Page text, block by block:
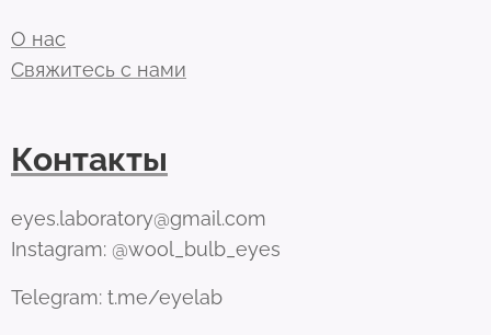
О нас
Свяжитесь с нами
Контакты
eyes.laboratory@gmail.com
Instagram: @wool_bulb_eyes
Telegram: t.me/eyelab